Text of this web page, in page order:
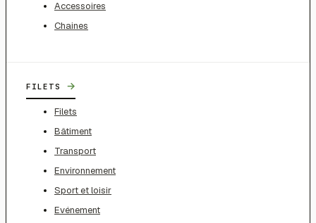
Accessoires
Chaines
FILETS →
Filets
Bâtiment
Transport
Environnement
Sport et loisir
Evénement